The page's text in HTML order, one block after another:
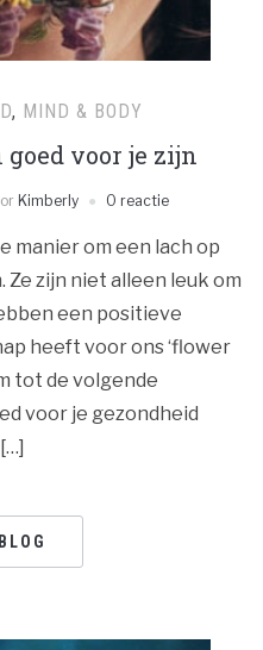
, MIND & BODY
voor je zijn
Kimberly 0 reactie
manier om een lach op
zijn niet alleen leuk om
een positieve
heeft voor ons ‘flower
tot de volgende
voor je gezondheid